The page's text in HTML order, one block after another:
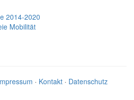
2014-2020
Mobilität
· Kontakt · Datenschutz